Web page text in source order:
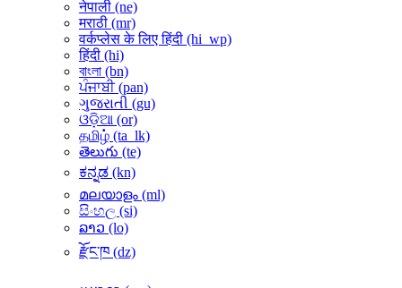
नेपाली ‎(ne)‎
मराठी ‎(mr)‎
वर्कप्लेस के लिए हिंदी ‎(hi_wp)‎
हिंदी ‎(hi)‎
বাংলা ‎(bn)‎
ਪੰਜਾਬੀ ‎(pan)‎
ગુજરાતી ‎(gu)‎
ଓଡ଼ିଆ ‎(or)‎
தமிழ் ‎(ta_lk)‎
తెలుగు ‎(te)‎
ಕನ್ನಡ ‎(kn)‎
മലയാളം ‎(ml)‎
සිංහල ‎(si)‎
ລາວ ‎(lo)‎
རྫོང་ཁ ‎(dz)‎